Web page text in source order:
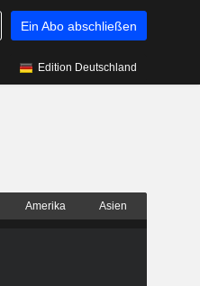
Ein Abo abschließen
Edition Deutschland
Amerika Asien